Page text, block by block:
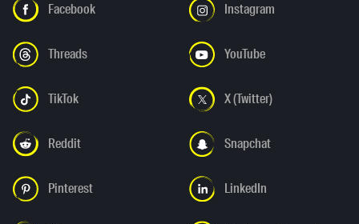
Facebook Instagram
Threads YouTube
TikTok X (Twitter)
Reddit Snapchat
Pinterest LinkedIn